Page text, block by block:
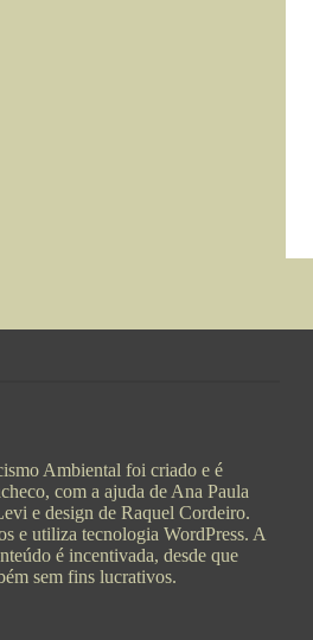
Ambiental foi criado e é
com a ajuda de Ana Paula
e design de Raquel Cordeiro.
e utiliza tecnologia WordPress. A
é incentivada, desde que
sem fins lucrativos.